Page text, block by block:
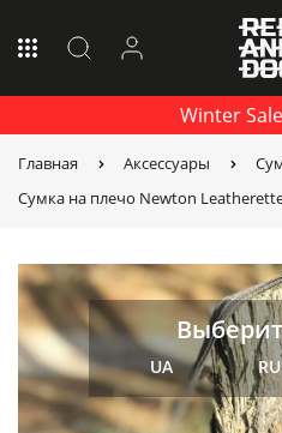
Winter
Главная Аксессуары
Сумка на плечо Newton
UA RU